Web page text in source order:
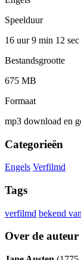
Speelduur
16 uur 9 min 12 sec
Bestandsgrootte
675 MB
Formaat
mp3 download en
Categorieën
Engels Verfilmd
Tags
verfilmd bekend
Over de auteur